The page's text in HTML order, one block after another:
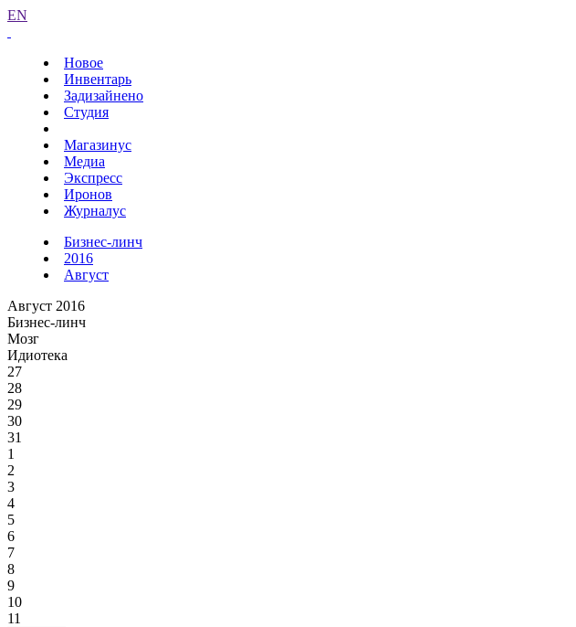
EN
Новое
Инвентарь
Задизайнено
Студия
Магазинус
Медиа
Экспресс
Иронов
Журналус
Бизнес-линч
2016
Август
Август 2016
Бизнес-линч
Мозг
Идиотека
27
28
29
30
31
1
2
3
4
5
6
7
8
9
10
11